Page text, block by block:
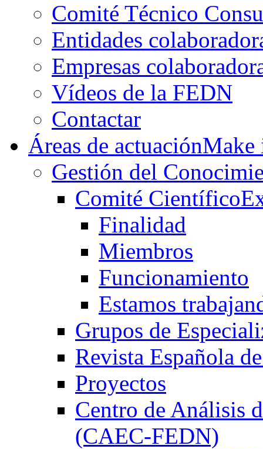
Comité Técnico
Entidades
Empresas
Vídeos de la FEDN
Contactar
Áreas de actuación
Gestión del
Comité Científico
Finalidad
Miembros
Funcionamiento
Estamos
Grupos de
Revista Española
Proyectos
Centro de Análisis
(CAEC-FEDN)